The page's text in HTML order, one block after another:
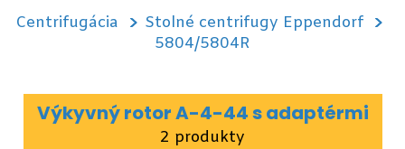
Centrifugácia
Stolné centrifugy Eppendorf
5804/5804R
Výkyvný rotor A-4-44 s adaptérmi
2 produkty